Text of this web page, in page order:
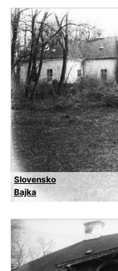
Slovensko
Bajka